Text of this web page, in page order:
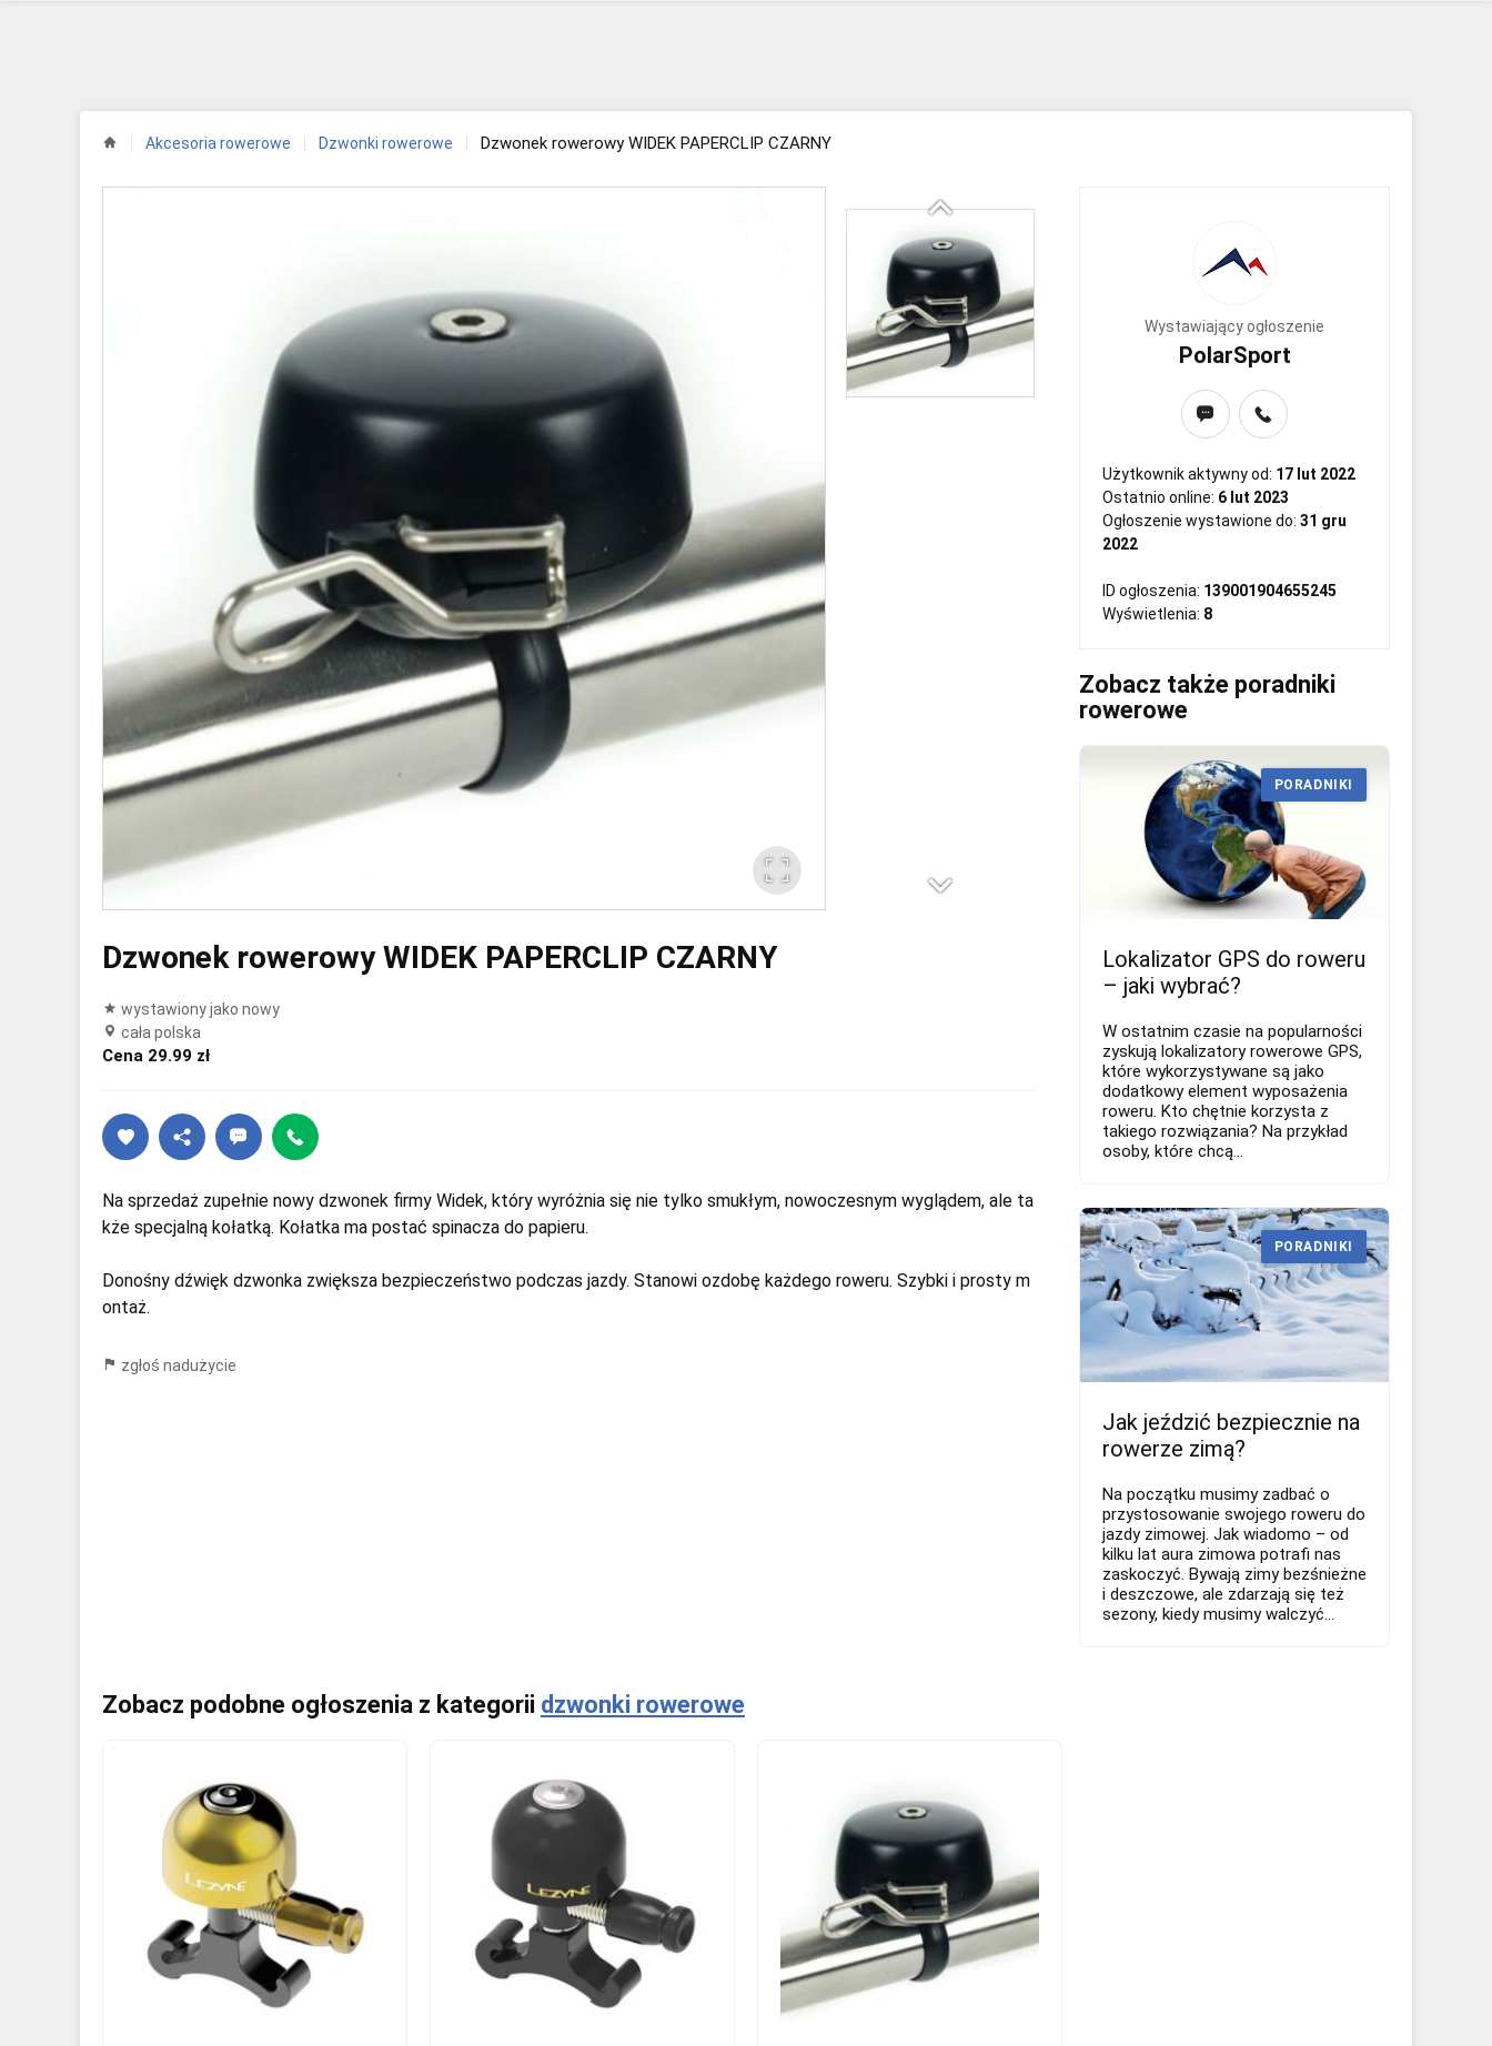
Akcesoria rowerowe Dzwonki rowerowe Dzwonek rowerowy WIDEK PAPERCLIP CZARNY
Dzwonek rowerowy WIDEK PAPERCLIP CZARNY
wystawiony jako nowy
cała polska
Cena 29.99 zł
Na sprzedaż zupełnie nowy dzwonek firmy Widek, który wyróżnia się nie tylko smukłym, nowoczesnym wyglądem, ale ta
kże specjalną kołatką. Kołatka ma postać spinacza do papieru.
Donośny dźwięk dzwonka zwiększa bezpieczeństwo podczas jazdy. Stanowi ozdobę każdego roweru. Szybki i prosty m
ontaż.
zgłoś nadużycie
Wystawiający ogłoszenie
PolarSport
Użytkownik aktywny od: 17 lut 2022
Ostatnio online: 6 lut 2023
Ogłoszenie wystawione do: 31 gru
2022
ID ogłoszenia: 139001904655245
Wyświetlenia: 8
Zobacz także poradniki
rowerowe
Lokalizator GPS do roweru
– jaki wybrać?
W ostatnim czasie na popularności
zyskują lokalizatory rowerowe GPS,
które wykorzystywane są jako
dodatkowy element wyposażenia
roweru. Kto chętnie korzysta z
takiego rozwiązania? Na przykład
osoby, które chcą...
PORADNIKI
Jak jeździć bezpiecznie na
rowerze zimą?
Na początku musimy zadbać o
przystosowanie swojego roweru do
jazdy zimowej. Jak wiadomo – od
kilku lat aura zimowa potrafi nas
zaskoczyć. Bywają zimy bezśnieżne
i deszczowe, ale zdarzają się też
sezony, kiedy musimy walczyć...
PORADNIKI
Zobacz podobne ogłoszenia z kategorii dzwonki rowerowe